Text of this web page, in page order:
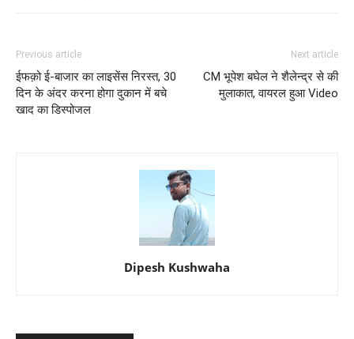
Previous article
ईफक़ो ई-बाजार का लाइसेंस निरस्त, 30
दिन के अंदर करना होगा दुकान में बचे
खाद का डिस्पोजल
Next article
CM भूपेश बघेल ने शैलेन्द्र से की
मुलाकात, वायरल हुआ Video
Dipesh Kushwaha